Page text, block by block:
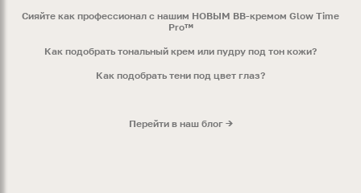
Сияйте как профессионал с нашим НОВЫМ ВВ-кремом Glow Time
Pro™
Как подобрать тональный крем или пудру под тон кожи?
Как подобрать тени под цвет глаз?
Перейти в наш блог →